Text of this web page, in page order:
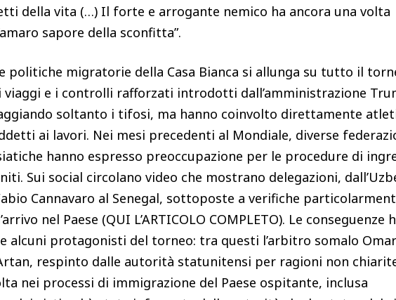
della vita (…) Il forte e arrogante nemico ha ancora una volta
sapore della sconfitta”.
politiche migratorie della Casa Bianca si allunga su tutto il
viaggi e i controlli rafforzati introdotti dall’amministrazione
soltanto i tifosi, ma hanno coinvolto direttamente
ai lavori. Nei mesi precedenti al Mondiale, diverse
hanno espresso preoccupazione per le procedure di
Sui social circolano video che mostrano delegazioni,
Cannavaro al Senegal, sottoposte a verifiche
nel Paese (QUI L’ARTICOLO COMPLETO). Le conseguenze
alcuni protagonisti del torneo: tra questi l’arbitro somalo Omar
respinto dalle autorità statunitensi per ragioni non
nei processi di immigrazione del Paese ospitante, inclusa